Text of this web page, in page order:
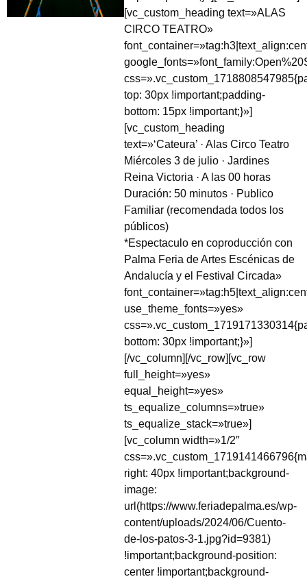
[vc_custom_heading text=»ALAS
CIRCO TEATRO»
top: 30px !important;padding-
bottom: 15px !important;}»]
[vc_custom_heading
text=»‘Cateura’ · Alas Circo Teatro
Miércoles 3 de julio · Jardines
Reina Victoria · A las 00 horas
Duración: 50 minutos · Publico
Familiar (recomendada todos los
públicos)
*Espectaculo en coproducción con
Palma Feria de Artes Escénicas de
Andalucía y el Festival Circada»
use_theme_fonts=»yes»
bottom: 30px !important;}»]
[/vc_column][/vc_row][vc_row
full_height=»yes»
equal_height=»yes»
ts_equalize_columns=»true»
ts_equalize_stack=»true»]
[vc_column width=»1/2″
right: 40px !important;background-
image:
url(https://www.feriadepalma.es/wp-
content/uploads/2024/06/Cuento-
de-los-patos-3-1.jpg?id=9381)
!important;background-position:
center !important;background-